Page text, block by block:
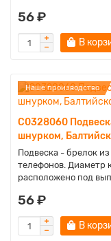
56 ₽
В
Наше производство
C0328060
шнурком,
Подвеска - брелок
телефонов. Диаметр
расположено под
56 ₽
В